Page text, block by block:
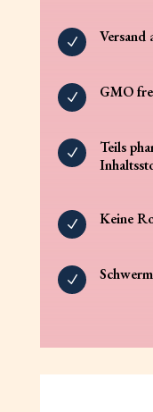
N Versand
N GMO
N
Teils
N Keine
N